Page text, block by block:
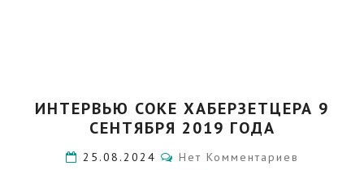
СОКЕ
ХАБЕРЗЕТЦЕРА
СЕНТЯБРЯ
ИНТЕРВЬЮ СОКЕ ХАБЕРЗЕТЦЕРА 9
СЕНТЯБРЯ 2019 ГОДА
25.08.2024 Комментарии
Нет Комментариев